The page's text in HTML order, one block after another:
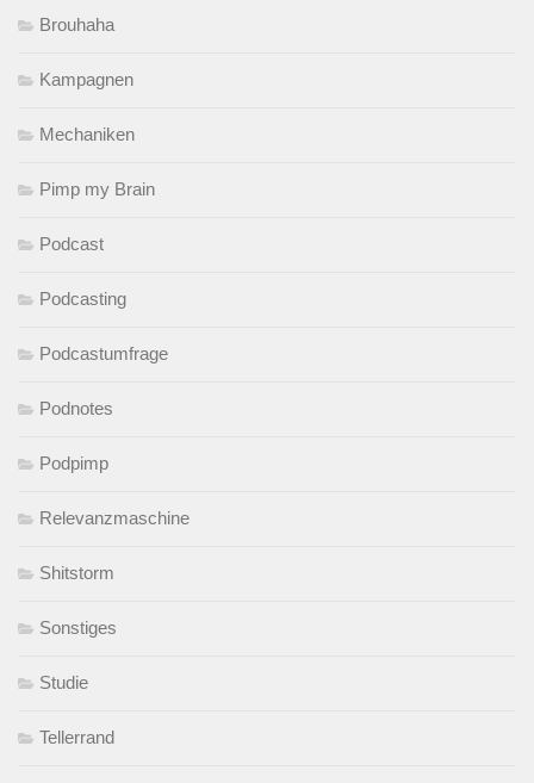
Brouhaha
Kampagnen
Mechaniken
Pimp my Brain
Podcast
Podcasting
Podcastumfrage
Podnotes
Podpimp
Relevanzmaschine
Shitstorm
Sonstiges
Studie
Tellerrand